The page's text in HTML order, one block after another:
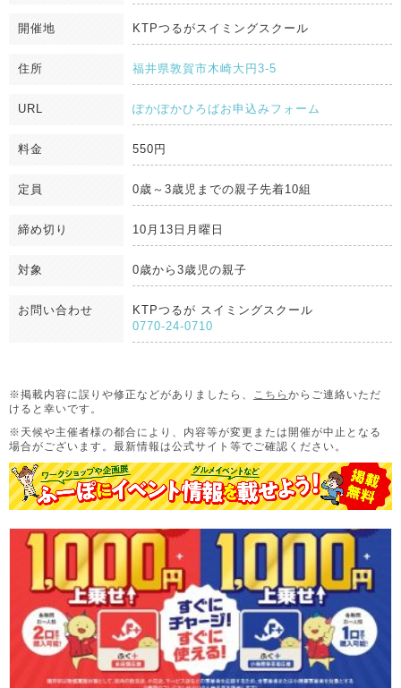
開催地 KTPつるがスイミングスクール
住所 福井県敦賀市木崎大円3-5
URL ぽかぽかひろばお申込みフォーム
料金 550円
定員 0歳～3歳児までの親子先着10組
締め切り 10月13日月曜日
対象 0歳から3歳児の親子
お問い合わせ
KTPつるが スイミングスクール
0770-24-0710
※掲載内容に誤りや修正などがありましたら、 こちら からご連絡いただ
けると幸いです。
※天候や主催者様の都合により、内容等が変更または開催が中止となる
場合がございます。 最新情報は公式サイト等でご確認ください。